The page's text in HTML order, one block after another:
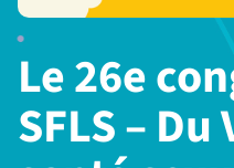
Le 26e
SFLS – Du